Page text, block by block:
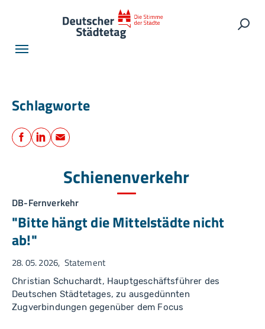
Schlagworte
Teilen
Facebook
LinkedIn
E-Mail
Schienenverkehr
DB-Fernverkehr
"Bitte hängt die Mittelstädte nicht
ab!"
28. 05. 2026 Statement
Christian Schuchardt, Hauptgeschäftsführer des
Deutschen Städtetages, zu ausgedünnten
Zugverbindungen gegenüber dem Focus